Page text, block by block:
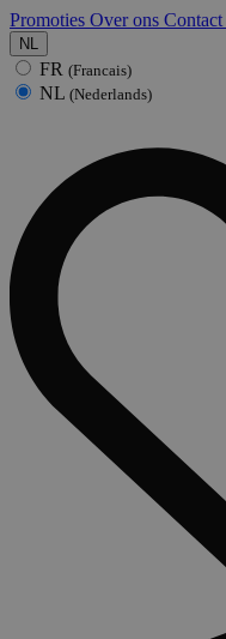
Promoties Over ons Contact
NL
FR (Francais)
NL (Nederlands)